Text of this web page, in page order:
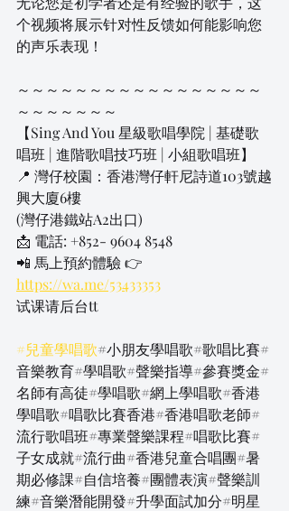
个视频将展示针对性反馈如何能影响您
的声乐表现！
～～～～～～～～～～～～～～～～～
～～～～～～～
【Sing And You 星級歌唱學院 | 基礎歌
唱班 | 進階歌唱技巧班 | 小組歌唱班】
📍 灣仔校園：香港灣仔軒尼詩道103號越
興大廈6樓
(灣仔港鐵站A2出口)
📩 電話: +852- 9604 8548
📲 馬上預約體驗 👉
https://wa.me/53433353
试课请后台tt
#兒童學唱歌#小朋友學唱歌#歌唱比賽#
音樂教育#學唱歌#聲樂指導#參賽獎金#
名師有高徒#學唱歌#網上學唱歌#香港
學唱歌#唱歌比賽香港#香港唱歌老師#
流行歌唱班#專業聲樂課程#唱歌比賽#
子女成就#流行曲#香港兒童合唱團#暑
期必修課#自信培養#團體表演#聲樂訓
練#音樂潛能開發#升學面試加分#明星